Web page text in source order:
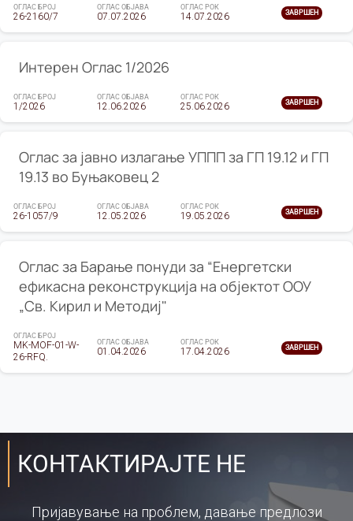
ОГЛАС БРОЈ
26-2160/7
ОГЛАС ОБЈАВА
07.07.2026
ОГЛАС РОК
14.07.2026 ЗАВРШЕН
Интерен Оглас 1/2026
ОГЛАС БРОЈ
1/2026
ОГЛАС ОБЈАВА
12.06.2026
ОГЛАС РОК
25.06.2026 ЗАВРШЕН
Оглас за јавно излагање УППП за ГП 19.12 и ГП
19.13 во Буњаковец 2
ОГЛАС БРОЈ
26-1057/9
ОГЛАС ОБЈАВА
12.05.2026
ОГЛАС РОК
19.05.2026 ЗАВРШЕН
Оглас за Барање понуди за “Енергетски
ефикасна реконструкција на објектот ООУ
„Св. Кирил и Методиј"
ОГЛАС БРОЈ
MK-MOF-01-W-
26-RFQ.
ОГЛАС ОБЈАВА
01.04.2026
ОГЛАС РОК
17.04.2026 ЗАВРШЕН
КОНТАКТИРАЈТЕ НЕ
Пријавување на проблем, давање предлози